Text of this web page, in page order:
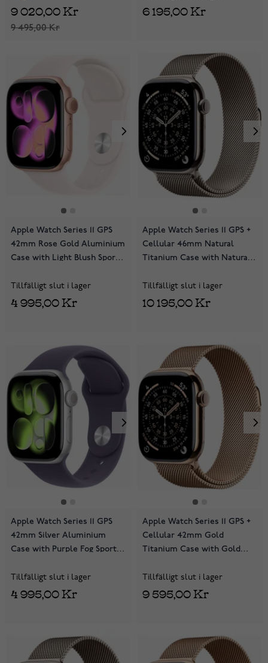
9 495,00 Kr
9 020,00 Kr 6 195,00 Kr
Apple Watch Series 11 GPS
42mm Rose Gold Aluminium
Case with Light Blush Sport
Tillfälligt slut i lager
4 995,00 Kr
Apple Watch Series 11 GPS +
Cellular 46mm Natural
Titanium Case with Natural
Tillfälligt slut i lager
10 195,00 Kr
Apple Watch Series 11 GPS
42mm Silver Aluminium
Case with Purple Fog Sport
Tillfälligt slut i lager
4 995,00 Kr
Apple Watch Series 11 GPS +
Cellular 42mm Gold
Titanium Case with Gold
Tillfälligt slut i lager
9 595,00 Kr